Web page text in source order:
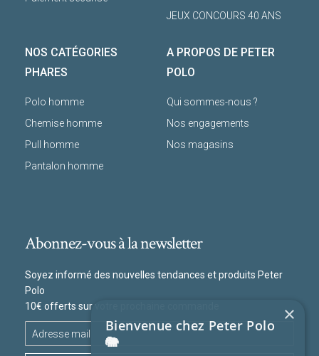
JEUX CONCOURS 40 ANS
NOS CATÉGORIES
PHARES
Polo homme
Chemise homme
Pull homme
Pantalon homme
A PROPOS DE PETER
POLO
Qui sommes-nous ?
Nos engagements
Nos magasins
Abonnez-vous à la newsletter
Soyez informé des nouvelles tendances et produits Peter
Polo
10€ offerts sur votre prochaine commande
×
Bienvenue chez Peter Polo
🐘